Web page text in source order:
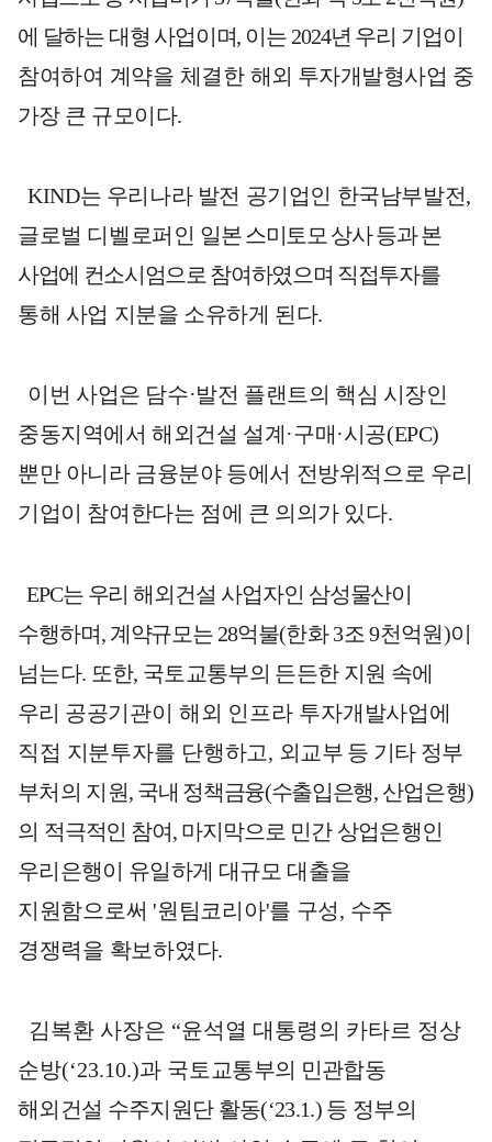
에 달하는 대형 사업이며, 이는 2024년 우리 기업이
참여하여 계약을 체결한 해외 투자개발형사업 중
가장 큰 규모이다.
KIND는 우리나라 발전 공기업인 한국남부발전,
글로벌 디벨로퍼인 일본 스미토모 상사 등과 본
사업에 컨소시엄으로 참여하였으며 직접투자를
통해 사업 지분을 소유하게 된다.
이번 사업은 담수·발전 플랜트의 핵심 시장인
중동지역에서 해외건설 설계 ·구매 ·시공(EPC)
뿐만 아니라 금융분야 등에서 전방위적으로 우리
기업이 참여한다는 점에 큰 의의가 있다.
EPC는 우리 해외건설 사업자인 삼성물산이
수행하며, 계약규모는 28억불(한화3조9천억원)이
넘는다. 또한, 국토교통부의 든든한 지원 속에
우리 공공기관이 해외 인프라 투자개발사업에
직접 지분투자를 단행하고, 외교부 등 기타 정부
부처의 지원, 국내 정책금융(수출입은행, 산업은행)
의 적극적인 참여, 마지막으로 민간 상업은행인
우리은행이 유일하게 대규모 대출을
지원함으로써 '원팀코리아'를 구성, 수주
경쟁력을 확보하였다.
김복환 사장은 “윤석열 대통령의 카타르 정상
순방(‘23.10.)과 국토 교통부의 민관합동
해외건설 수주지원단 활동(‘23.1.) 등 정부의